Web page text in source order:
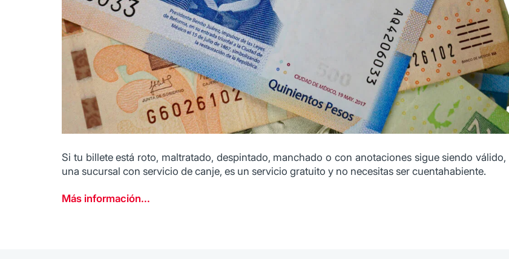
Si tu billete está roto, maltratado, despintado, manchado o con anotaciones sigue siendo
una sucursal con servicio de canje, es un servicio gratuito y no necesitas ser cuentahabiente.
Más información...